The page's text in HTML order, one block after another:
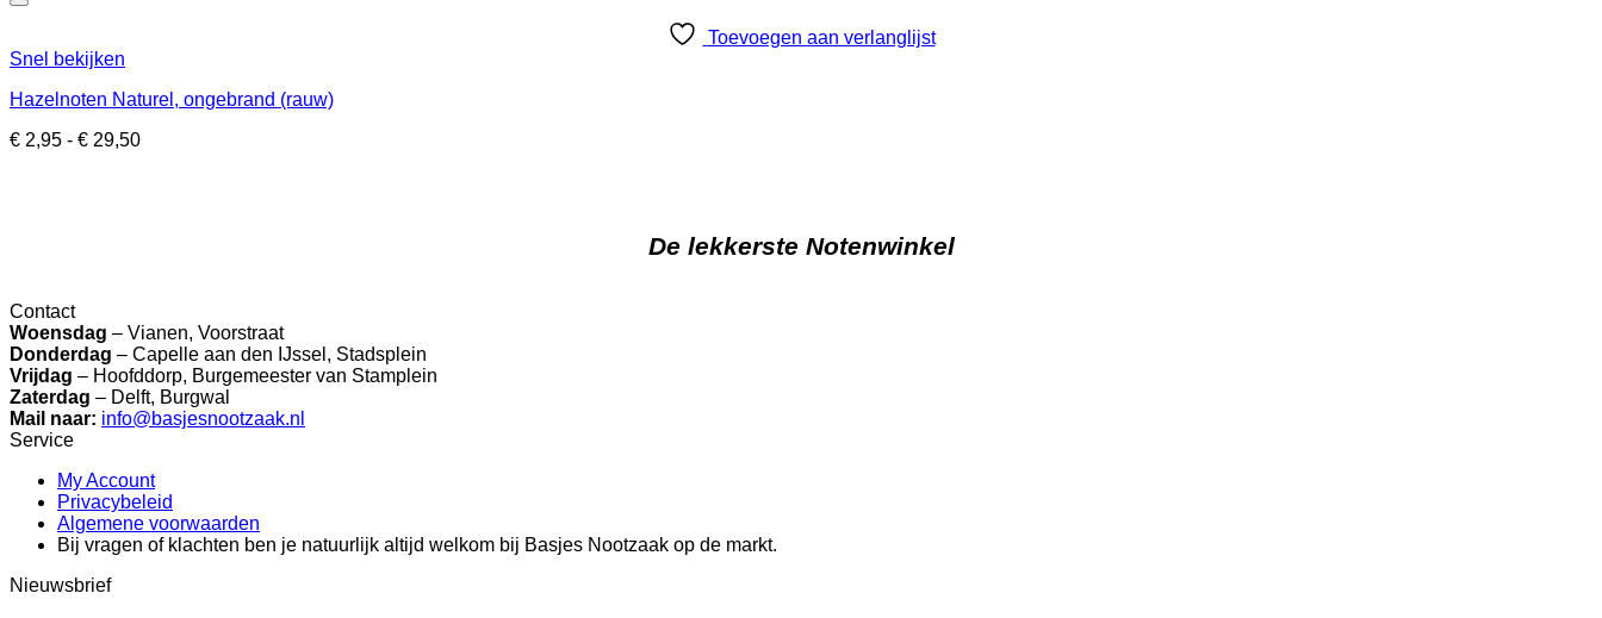
Toevoegen aan verlanglijst
Snel bekijken
Hazelnoten Naturel, ongebrand (rauw)
€ 2,95 - € 29,50Prijsklasse:
De lekkerste Notenwinkel
Contact
Woensdag – Vianen, Voorstraat
Donderdag – Capelle aan den IJssel, Stadsplein
Vrijdag – Hoofddorp, Burgemeester van Stamplein
Zaterdag – Delft, Burgwal
Mail naar: info@basjesnootzaak.nl
Service
My Account
Privacybeleid
Algemene voorwaarden
Bij vragen of klachten ben je natuurlijk altijd welkom bij Basjes Nootzaak op de markt.
Nieuwsbrief